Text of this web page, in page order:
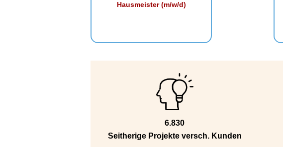
Hausmeister (m/w/d)
6.830
Seitherige Projekte versch. Kunden